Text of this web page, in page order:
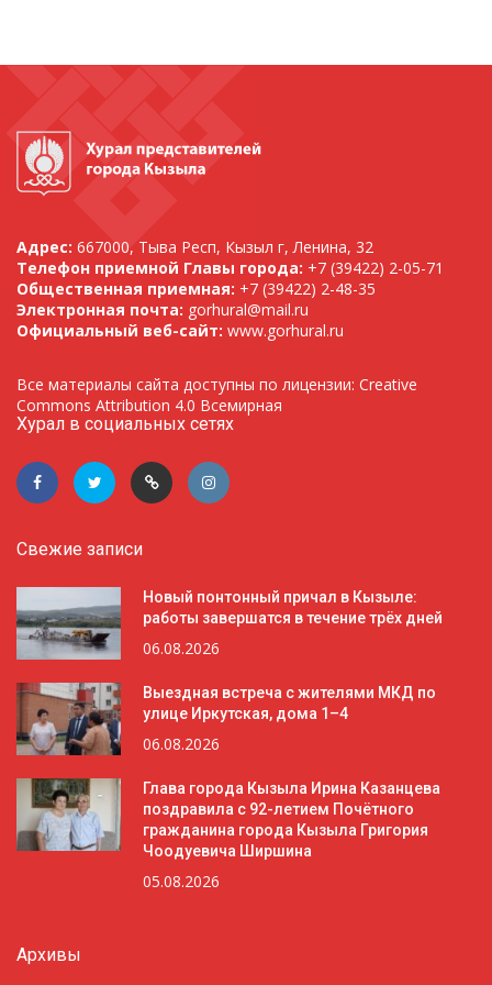
Адрес: 667000, Тыва Респ, Кызыл г, Ленина, 32
Телефон приемной Главы города: +7 (39422) 2-05-71
Общественная приемная: +7 (39422) 2-48-35
Электронная почта: gorhural@mail.ru
Официальный веб-сайт: www.gorhural.ru
Все материалы сайта доступны по лицензии: Creative
Commons Attribution 4.0 Всемирная
Хурал в социальных сетях
Свежие записи
Новый понтонный причал в Кызыле:
работы завершатся в течение трёх дней
06.08.2026
Выездная встреча с жителями МКД по
улице Иркутская, дома 1–4
06.08.2026
Глава города Кызыла Ирина Казанцева
поздравила с 92-летием Почётного
гражданина города Кызыла Григория
Чоодуевича Ширшина
05.08.2026
Архивы